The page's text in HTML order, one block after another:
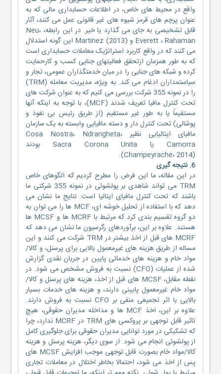
واقع در محیط های خاص، در اطلاعات حسابداری مالی که به
عنوان پرچم های قرمز شیوه های غیر قانونی عمل می کنند، آثار
قابل تشخیصی به جای می گذارد یا خیر. در این رابطه، Neu،
Everett ، Rahaman و Martinez (2013) این گونه استدلال
می کنند که در واقع کاربرد استراتژیک معاملات حسابداری است
که به طور همزمان ازتحقق فعالیتهای جنایی کسب و کارحمایت
کرده و شبکه های جنایی را در میان خدمتگذاران عمومی، تجار و
سیاستمداران ادغام می کند. به ویژه، مدیریت معامله (TRM)
را در نمونه 355 شرکت بررسی می کنیم که به عنوان شرکت های
تحت کنترل مافیا تعریف شدند (MCF)، با توجه به اینکه آنها
مستقیماً یا به طور غیر مستقیم (از طریق رئیس بی نفوذ و
پوشالی) تحت کنترل دار و دسته مافیایی وابسته به یک سازمان
مافیای ایتالیایی نظیر Cosa Nostra، Ndrangheta،
Camorra یا Sacra Corona Unita بودند
(Champeyrache، 2014).
6. نتیجه گیری
در این مقاله، ما این فرض را مطرح کردیم که الگوهای خاص
TRM می تواند شاهدی بر پولشوئی در نمونه 355 شرکتی ما
باشند که تحت کنترل مافیای ایتالیا است. نتایج ما نشان می
دهد که با استفاده از تحلیل خوشه ای، MCF ها را می توان به
دو گروه تقسیم بندی کرد که مرتبط با MCRF ها و MCSF ها
هستند. علاوه بر این، برآوردهای رگرسیون ما نشان می دهد که
MCRF های قبل از اخذ بیشتر در TRM شرکت می کنند و این
مساله از طریق هزینه های غیرمعمول بالایی برای پرسنل، و کالا/
مواد خام و هزینه های خدماتی پایین در جریان نقدی گزارش
شده از عملیات (CFO) نسبت به فروش مشخص می شود. در
نقطه مقابل، MCSF های قبل از اخذ، هزینه های پرسنل و کالا/
مواد خام غیرمعمول پایینی دارند، و هزینه های خدمات بسیار
بالایی با اثر تجمیعی منفی بر CFO نسبت به فروش دارند.
علاوه بر این، اخذ MCF ها و مداخله مدیران حقوقی، هیچ
تاثیر قابل توجهی بر پروکسی های TRM در MCRF ندارد، چرا
که تشکیکی در مورد توانایی مدیران حقوقی برای جلوگیری کامل
از پولشوئی انجام می شود. از سوی دیگر، هزینه پرسنل و هزینه
کالا/مواد خام بصورت قابل توجهی موجب افزایش MCSF های
پس از اخذ می شود، احتمالا بخاطر اختلال در معاملات تجاری